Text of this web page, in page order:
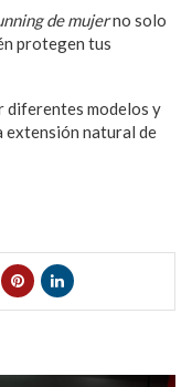
de mujerno solo
protegen tus
diferentes modelos y
extensión natural de